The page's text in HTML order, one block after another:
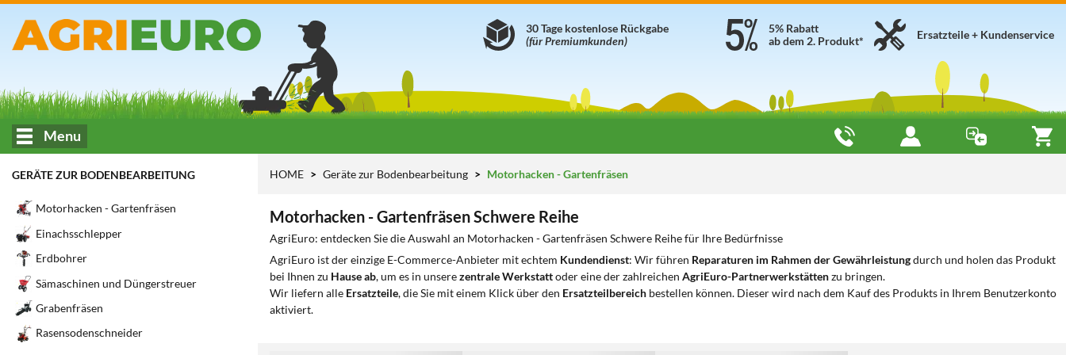
Ersatzteile + Kundenservice
5% Rabatt
ab dem 2. Produkt*
30 Tage kostenlose Rückgabe
(für Premiumkunden)
Menu
GERÄTE ZUR BODENBEARBEITUNG
Motorhacken - Gartenfräsen
Einachsschlepper
Erdbohrer
Sämaschinen und Düngerstreuer
Grabenfräsen
Rasensodenschneider
HOME Geräte zur Bodenbearbeitung Motorhacken - Gartenfräsen
Motorhacken - Gartenfräsen Schwere Reihe
AgriEuro: entdecken Sie die Auswahl an Motorhacken - Gartenfräsen Schwere Reihe für Ihre Bedürfnisse
AgriEuro ist der einzige E-Commerce-Anbieter mit echtem Kundendienst: Wir führen Reparaturen im Rahmen der Gewährleistungdurch und holen das Produkt
bei Ihnen zu Hause ab, um es in unserezentrale Werkstattoder eine der zahlreichen AgriEuro-Partnerwerkstättenzu bringen.
Wir liefern alle Ersatzteile, die Sie mit einem Klick über den Ersatzteilbereich bestellen können. Dieser wird nach dem Kauf des Produkts in Ihrem Benutzerkonto
aktiviert.